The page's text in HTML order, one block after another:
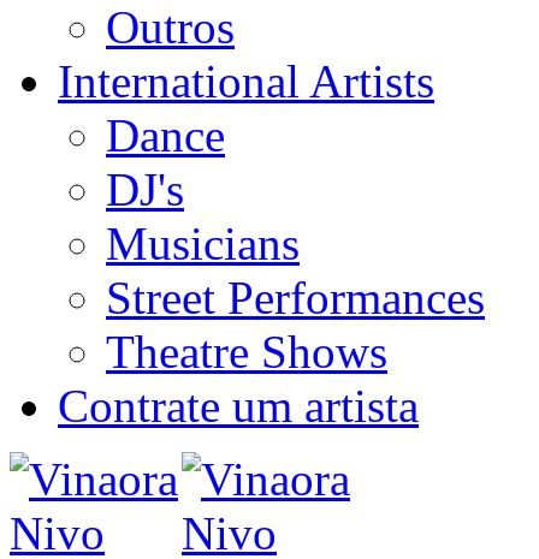
Outros
International Artists
Dance
DJ's
Musicians
Street Performances
Theatre Shows
Contrate um artista